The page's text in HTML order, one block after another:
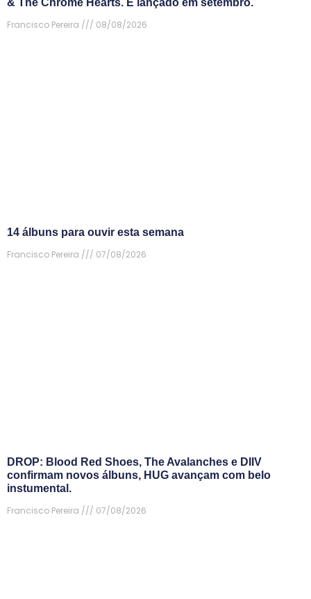
Francisco Pereira
08/08/2026
14 álbuns para ouvir esta semana
Francisco Pereira
07/08/2026
DROP: Blood Red Shoes, The Avalanches e DIIV
confirmam novos álbuns, HUG avançam com belo
instumental.
Francisco Pereira
07/08/2026